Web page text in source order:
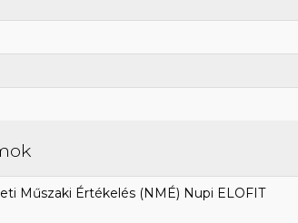
Műszaki Értékelés (NMÉ) Nupi ELOFIT